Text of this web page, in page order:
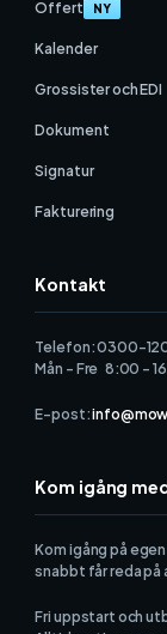
Offert NY
Kalender
Grossister och EDI
Dokument
Signatur
Fakturering
Kontakt
Telefon: 0300-120
Mån - Fre 8:00 -
E-post:
Kom igång
Kom igång på
snabbt får reda
Fri uppstart och